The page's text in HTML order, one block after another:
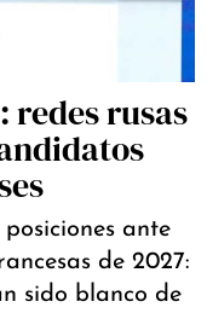
redes rusas
ante
de 2027:
sido blanco de